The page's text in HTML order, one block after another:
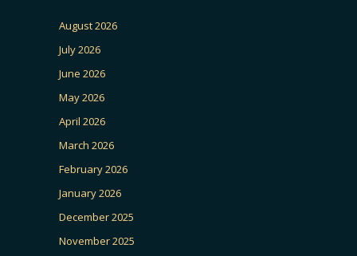
August 2026
July 2026
June 2026
May 2026
April 2026
March 2026
February 2026
January 2026
December 2025
November 2025